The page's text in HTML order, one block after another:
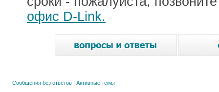
офис D-Link.
Сообщения без ответов | Активные темы